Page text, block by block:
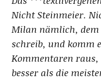
Nicht Steinmeier.
Milan nämlich,
schreib, und komm
Kommentaren
besser als die